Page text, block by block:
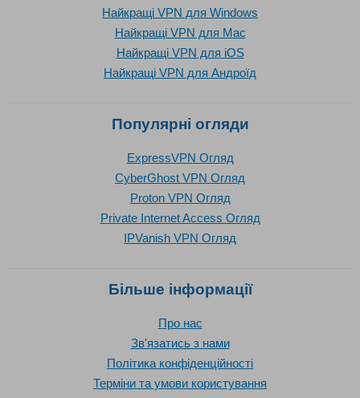
Найкращі VPN для Windows
Найкращі VPN для Mac
Найкращі VPN для iOS
Найкращі VPN для Андроїд
Популярні огляди
ExpressVPN Огляд
CyberGhost VPN Огляд
Proton VPN Огляд
Private Internet Access Огляд
IPVanish VPN Огляд
Більше інформації
Про нас
Зв'язатись з нами
Політика конфіденційності
Терміни та умови користування